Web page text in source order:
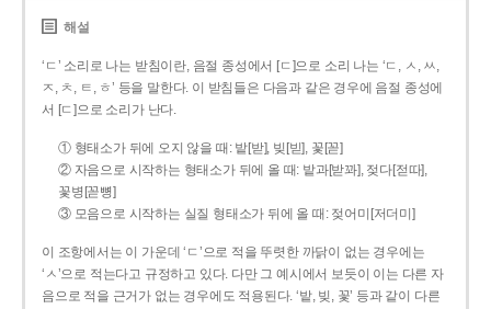
해설
‘ㄷ’ 소리로 나는 받침이란, 음절 종성에서 [ㄷ]으로 소리 나는 ‘ㄷ, ㅅ, ㅆ,
ㅈ, ㅊ, ㅌ, ㅎ’ 등을 말한다. 이 받침들은 다음과 같은 경우에 음절 종성에
서 [ㄷ]으로 소리가 난다.
① 형태소가 뒤에 오지 않을 때: 밭[받], 빚[빋], 꽃[꼳]
② 자음으로 시작하는 형태소가 뒤에 올 때: 밭과[받꽈], 젖다[젇따],
꽃병[꼳뼝]
③ 모음으로 시작하는 실질 형태소가 뒤에 올 때: 젖어미[저더미]
이 조항에서는 이 가운데 ‘ㄷ’으로 적을 뚜렷한 까닭이 없는 경우에는
‘ㅅ’으로 적는다고 규정하고 있다. 다만 그 예시에서 보듯이 이는 다른 자
음으로 적을 근거가 없는 경우에도 적용된다. ‘밭, 빚, 꽃’ 등과 같이 다른